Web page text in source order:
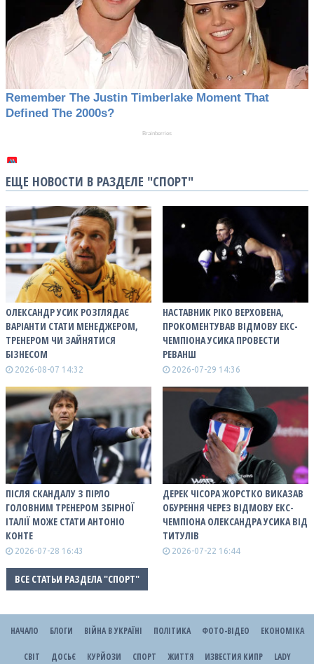
ЕЩЕ НОВОСТИ В РАЗДЕЛЕ "СПОРТ"
ОЛЕКСАНДР УСИК РОЗГЛЯДАЄ
ВАРІАНТИ СТАТИ МЕНЕДЖЕРОМ,
ТРЕНЕРОМ ЧИ ЗАЙНЯТИСЯ
БІЗНЕСОМ
2026-08-07 14:32
НАСТАВНИК РІКО ВЕРХОВЕНА,
ПРОКОМЕНТУВАВ ВІДМОВУ ЕКС-
ЧЕМПІОНА УСИКА ПРОВЕСТИ
РЕВАНШ
2026-07-29 14:36
ПІСЛЯ СКАНДАЛУ З ПІРЛО
ГОЛОВНИМ ТРЕНЕРОМ ЗБІРНОЇ
ІТАЛІЇ МОЖЕ СТАТИ АНТОНІО
КОНТЕ
2026-07-28 16:43
ДЕРЕК ЧІСОРА ЖОРСТКО ВИКАЗАВ
ОБУРЕННЯ ЧЕРЕЗ ВІДМОВУ ЕКС-
ЧЕМПІОНА ОЛЕКСАНДРА УСИКА ВІД
ТИТУЛІВ
2026-07-22 16:44
ВСЕ СТАТЬИ РАЗДЕЛА "СПОРТ"
НАЧАЛО БЛОГИ ВІЙНА В УКРАЇНІ ПОЛІТИКА ФОТО-ВІДЕО ЕКОНОМІКА
СВІТ ДОСЬЄ КУРЙОЗИ СПОРТ ЖИТТЯ ИЗВЕСТИЯ КИПР LADY